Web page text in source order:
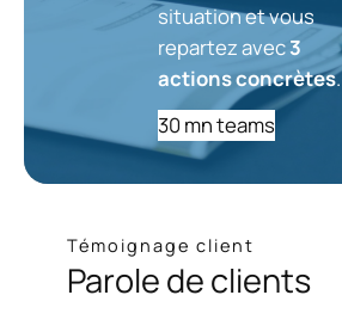
situation et vous
repartez avec3
actions concrètes.
30 mn teams
Témoignage client
Parole de clients